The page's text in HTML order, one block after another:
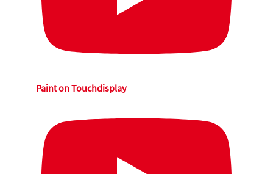
Paint on Touchdisplay